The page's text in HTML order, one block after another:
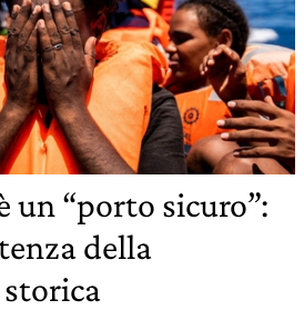
un “porto sicuro”:
della
storica